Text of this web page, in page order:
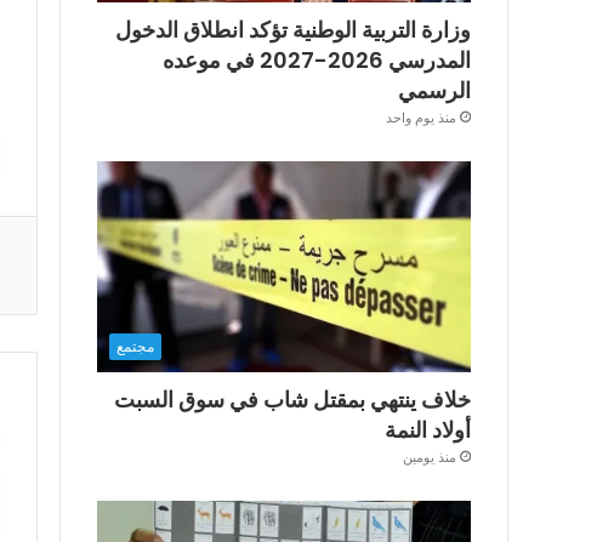
وزارة التربية الوطنية تؤكد انطلاق الدخول
المدرسي 2026-2027 في موعده
الرسمي
منذ يوم واحد
مجتمع
خلاف ينتهي بمقتل شاب في سوق السبت
أولاد النمة
منذ يومين